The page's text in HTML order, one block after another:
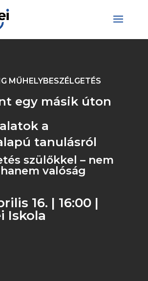
MŰHELYBESZÉLGETÉS
egy másik úton
a
tanulásról
szülőkkel – nem
valóság
16. | 16:00 |
Iskola